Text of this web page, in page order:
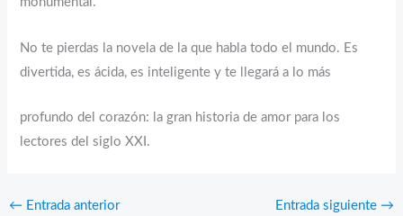
No te pierdas la novela de la que habla todo el mundo. Es
divertida, es ácida, es inteligente y te llegará a lo más
profundo del corazón: la gran historia de amor para los
lectores del siglo XXI.
← Entrada anterior Entrada siguiente →